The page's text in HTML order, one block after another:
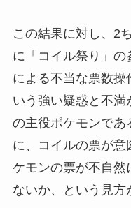
この結果に対し、2
に「コイル祭り」
による不当な票数操
いう強い疑惑と不
の主役ポケモンであ
に、コイルの票が
ケモンの票が不自然
ないか、という見方